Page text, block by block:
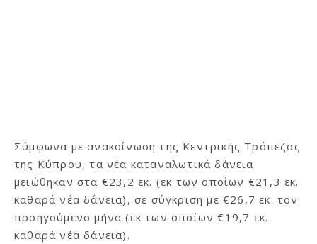
Σύμφωνα με ανακοίνωση της Κεντρικής Τράπεζας
της Κύπρου, τα νέα καταναλωτικά δάνεια
μειώθηκαν στα €23,2 εκ. (εκ των οποίων €21,3 εκ.
καθαρά νέα δάνεια), σε σύγκριση με €26,7 εκ. τον
προηγούμενο μήνα (εκ των οποίων €19,7 εκ.
καθαρά νέα δάνεια).